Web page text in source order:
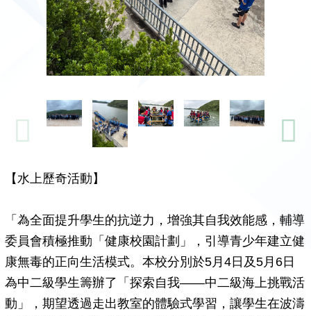
【水上歷奇活動】
「為全面提升學生的抗逆力，增強其自我效能感，輔導
委員會積極推動「健康校園計劃」，引導青少年建立健
康無毒的正向生活模式。本校分別於5月4日及5月6日
為中二級學生籌辦了「探索自我——中二級海上挑戰活
動」，期望透過走出教室的體驗式學習，讓學生在波濤